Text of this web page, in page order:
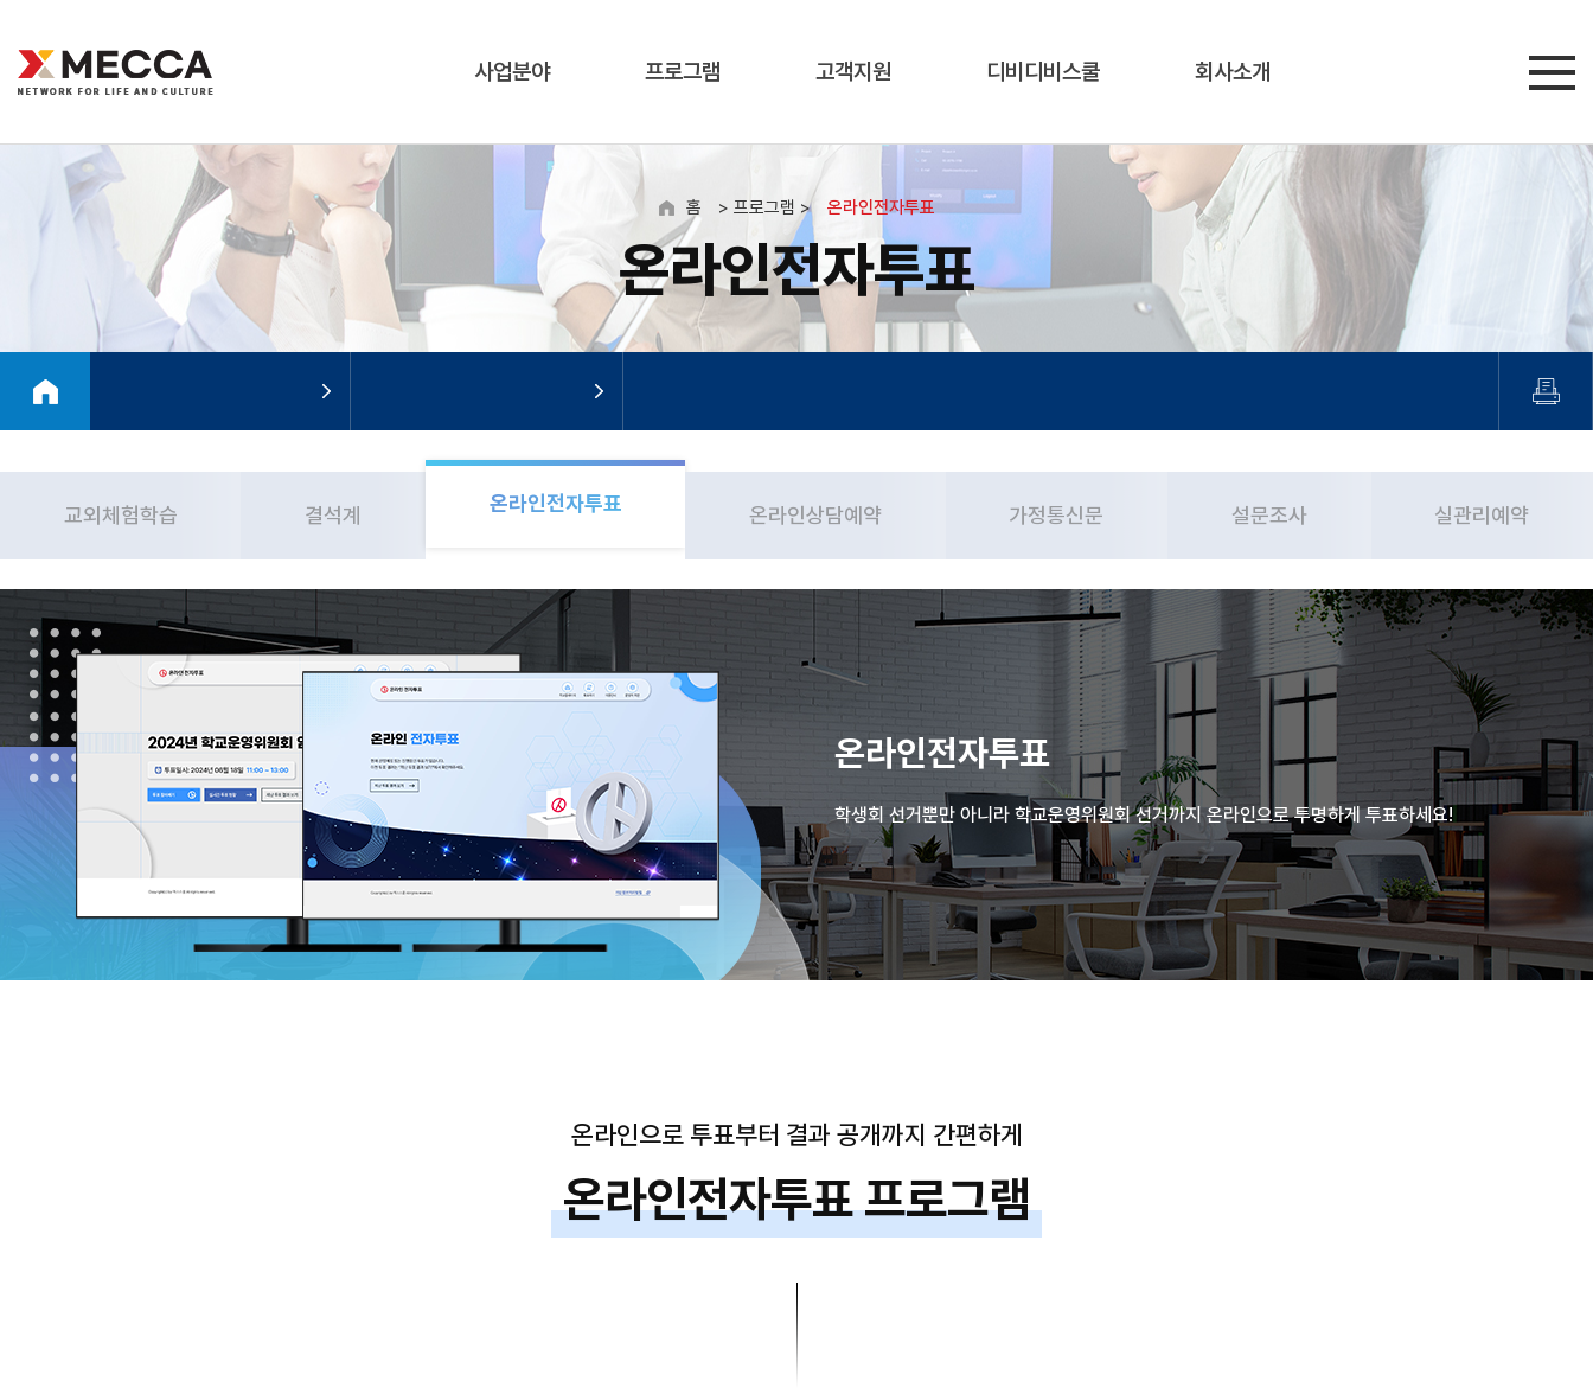
사업분야 프로그램 고객지원 디비디비스쿨 회사소개
홈 > 프로그램 > 온라인전자투표
온라인전자투표
교외체험학습 결석계 온라인전자투표 온라인상담예약 가정통신문 설문조사 실관리예약
온라인전자투표
학생회 선거뿐만 아니라 학교운영위원회 선거까지 온라인으로 투명하게 투표하세요!
온라인으로 투표부터 결과 공개까지 간편하게
온라인전자투표 프로그램